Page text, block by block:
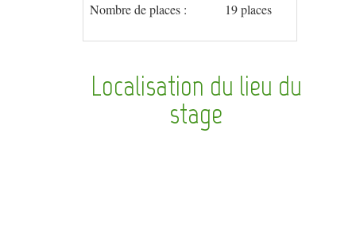
Nombre de places :
19 places
Localisation du lieu du
stage